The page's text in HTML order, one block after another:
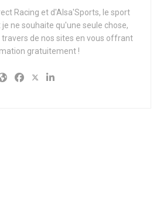
Racing et d'Alsa'Sports, le sport
ne souhaite qu'une seule chose,
de nos sites en vous offrant
gratuitement !